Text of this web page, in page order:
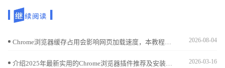
Chrome浏览器缓存占用会影响网页加载速度，本教程提供清理技巧和操作方法，包括插件辅助和设置优化，帮助用户显著提升浏览效率。 2026-08-04
介绍2025年最新实用的Chrome浏览器插件推荐及安装教程，帮助用户丰富浏览器功能，提升日常使用体验。 2026-03-16